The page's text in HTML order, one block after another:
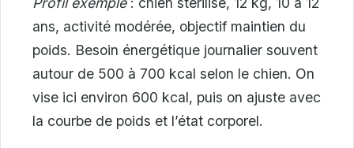
ans, activité modérée, objectif maintien du
poids. Besoin énergétique journalier souvent
autour de 500 à 700 kcal selon le chien. On
vise ici environ 600 kcal, puis on ajuste avec
la courbe de poids et l’état corporel.